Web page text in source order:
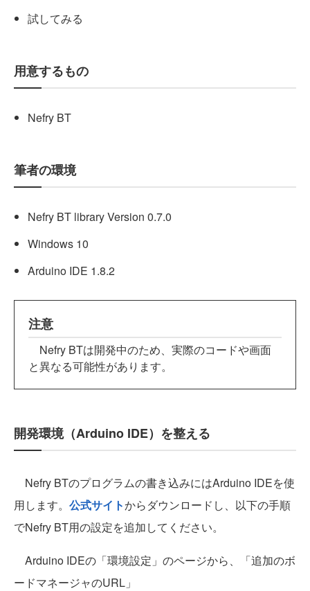
試してみる
用意するもの
Nefry BT
筆者の環境
Nefry BT library Version 0.7.0
Windows 10
Arduino IDE 1.8.2
注意
Nefry BTは開発中のため、実際のコードや画面
と異なる可能性があります。
開発環境（Arduino IDE）を整える
Nefry BTのプログラムの書き込みにはArduino IDEを使
用します。 公式サイトからダウンロードし、以下の手順
でNefry BT用の設定を追加してください。
Arduino IDEの「環境設定」のページから、「追加のボ
ードマネージャのURL」